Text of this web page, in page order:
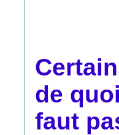
de
faut